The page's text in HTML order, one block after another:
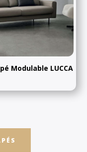
Modulable LUCCA